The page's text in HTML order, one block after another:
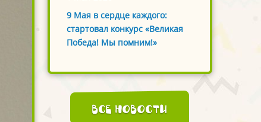
9 Мая в сердце каждого:
стартовал конкурс «Великая
Победа! Мы помним!»
Все новости